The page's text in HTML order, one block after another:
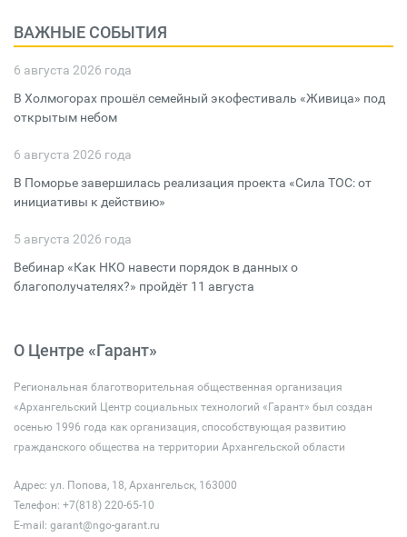
ВАЖНЫЕ СОБЫТИЯ
6 августа 2026 года
В Холмогорах прошёл семейный экофестиваль «Живица» под
открытым небом
6 августа 2026 года
В Поморье завершилась реализация проекта «Сила ТОС: от
инициативы к действию»
5 августа 2026 года
Вебинар «Как НКО навести порядок в данных о
благополучателях?» пройдёт 11 августа
О Центре «Гарант»
Региональная благотворительная общественная организация
«Архангельский Центр социальных технологий «Гарант» был создан
осенью 1996 года как организация, способствующая развитию
гражданского общества на территории Архангельской области
Адрес: ул. Попова, 18, Архангельск, 163000
Телефон: +7(818) 220-65-10
E-mail: garant@ngo-garant.ru